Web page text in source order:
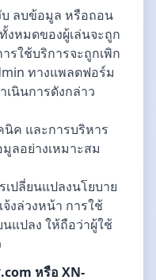
บ ลบข้อมูล หรือถอน
หมดของผู้เล่นจะถูก
รใช้บริการจะถูกเพิก
ทางแพลตฟอร์ม
นินการดังกล่าว
ค และการบริหาร
ลอย่างเหมาะสม
ปลี่ยนแปลงนโยบาย
งล่วงหน้า การใช้
แปลง ให้ถือว่าผู้ใช้
หรือ XN-